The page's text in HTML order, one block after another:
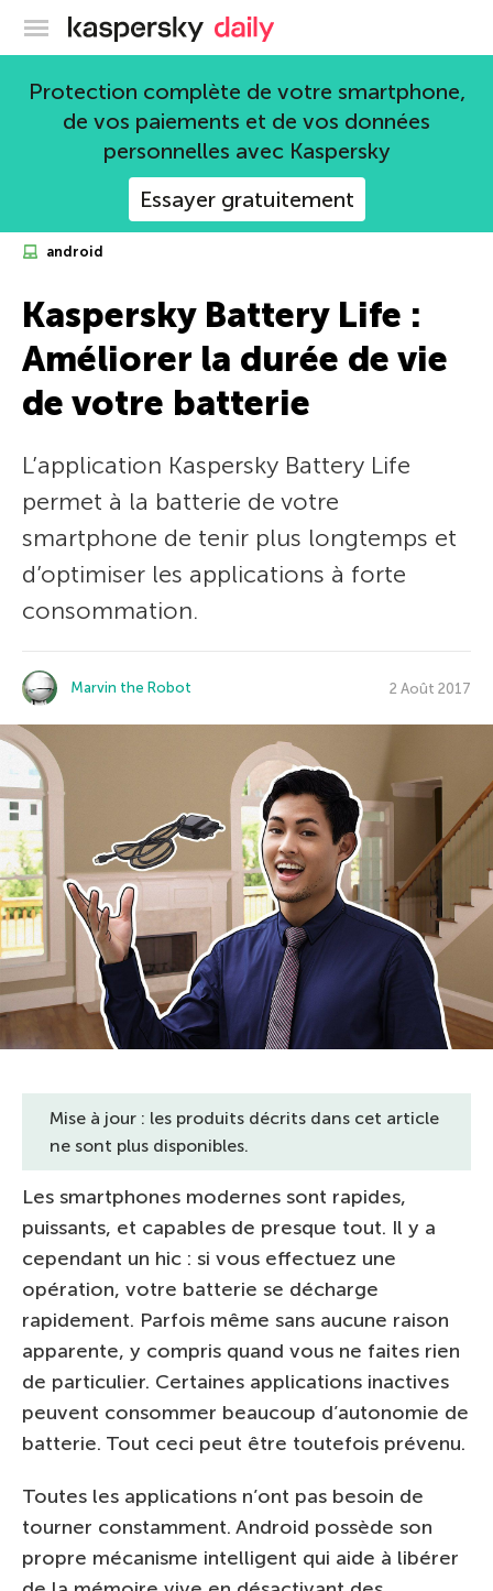
Blog officiel de Kaspersky
Protection complète de votre smartphone,
de vos paiements et de vos données
personnelles avec Kaspersky
Essayer gratuitement
android
Kaspersky Battery Life :
Améliorer la durée de vie
de votre batterie
L’application Kaspersky Battery Life
permet à la batterie de votre
smartphone de tenir plus longtemps et
d’optimiser les applications à forte
consommation.
Marvin the Robot 2 Août 2017
Mise à jour : les produits décrits dans cet article
ne sont plus disponibles.
Les smartphones modernes sont rapides,
puissants, et capables de presque tout. Il y a
cependant un hic : si vous effectuez une
opération, votre batterie se décharge
rapidement. Parfois même sans aucune raison
apparente, y compris quand vous ne faites rien
de particulier. Certaines applications inactives
peuvent consommer beaucoup d’autonomie de
batterie. Tout ceci peut être toutefois prévenu.
Toutes les applications n’ont pas besoin de
tourner constamment. Android possède son
propre mécanisme intelligent qui aide à libérer